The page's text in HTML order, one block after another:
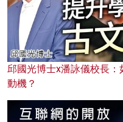
邱國光博士x潘詠儀校長
動機？